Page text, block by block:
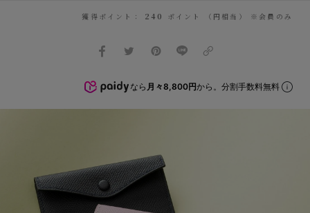
獲得ポイント： 240 ポイント （円相当） ※会員のみ
なら 月々8,800円から。分割手数料無料